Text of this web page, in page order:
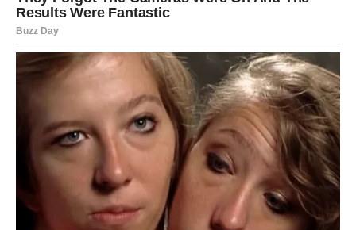
na lako dostupnim mjestima. Umjesto toga, čuvanje ovih
fotografija u posebnim albumima ili kutijama može
pomoći u smanjenju njihove vidljivosti, a time i
emocionalnog opterećenja. Na ovaj način, slike ostaju
prisutne, ali ne ometaju našu svakodnevicu i emocionalno
blagostanje. Ovakav pristup ne znači zaboravljanje, već
postavljanje granica koje nam omogućavaju da se
kretamo naprijed dok čuvamo uspomene.